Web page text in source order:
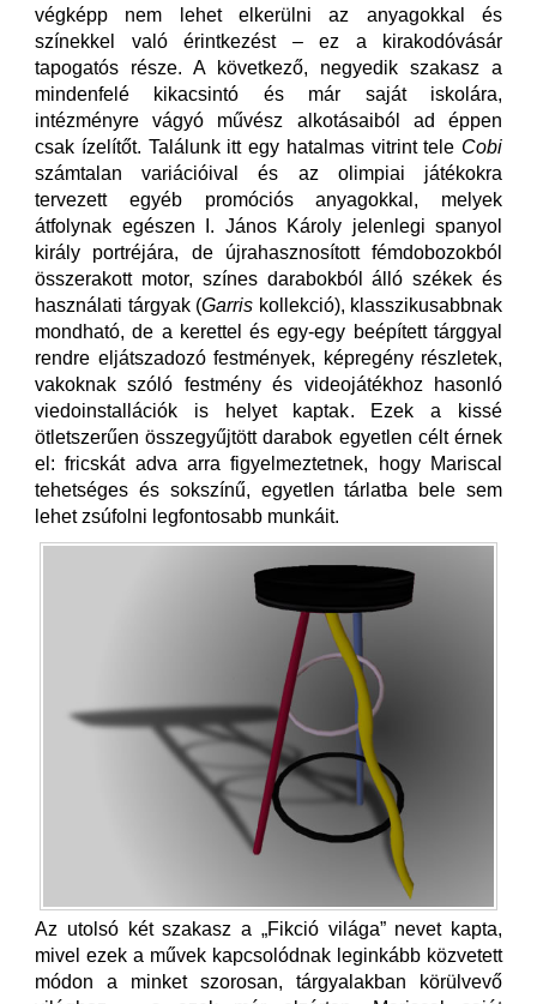
végképp nem lehet elkerülni az anyagokkal és
színekkel való érintkezést – ez a kirakodóvásár
tapogatós része. A következő, negyedik szakasz a
mindenfelé kikacsintó és már saját iskolára,
intézményre vágyó művész alkotásaiból ad éppen
csak ízelítőt. Találunk itt egy hatalmas vitrint tele Cobi
számtalan variációival és az olimpiai játékokra
tervezett egyéb promóciós anyagokkal, melyek
átfolynak egészen I. János Károly jelenlegi spanyol
király portréjára, de újrahasznosított fémdobozokból
összerakott motor, színes darabokból álló székek és
használati tárgyak (Garris kollekció), klasszikusabbnak
mondható, de a kerettel és egy-egy beépített tárggyal
rendre eljátszadozó festmények, képregény részletek,
vakoknak szóló festmény és videojátékhoz hasonló
viedoinstallációk is helyet kaptak. Ezek a kissé
ötletszerűen összegyűjtött darabok egyetlen célt érnek
el: fricskát adva arra figyelmeztetnek, hogy Mariscal
tehetséges és sokszínű, egyetlen tárlatba bele sem
lehet zsúfolni legfontosabb munkáit.
Az utolsó két szakasz a „Fikció világa” nevet kapta,
mivel ezek a művek kapcsolódnak leginkább közvetett
módon a minket szorosan, tárgyalakban körülvevő